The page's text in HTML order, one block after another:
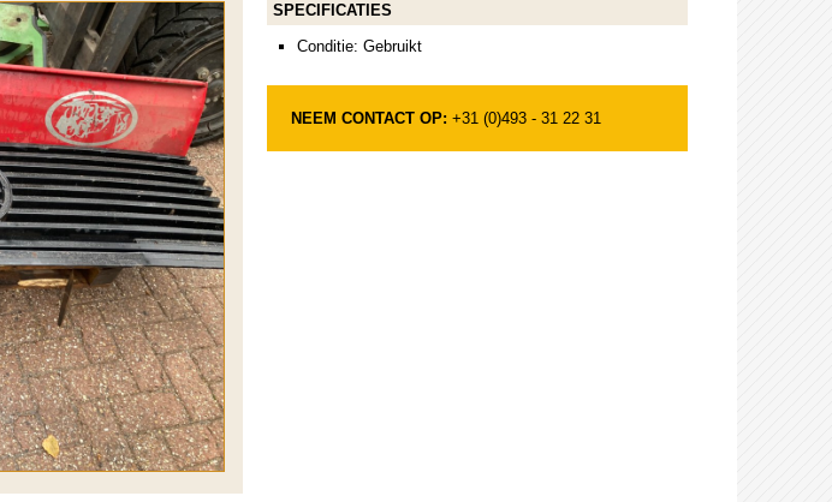
SPECIFICATIES
Conditie: Gebruikt
NEEM CONTACT OP: +31 (0)493 - 31 22 31